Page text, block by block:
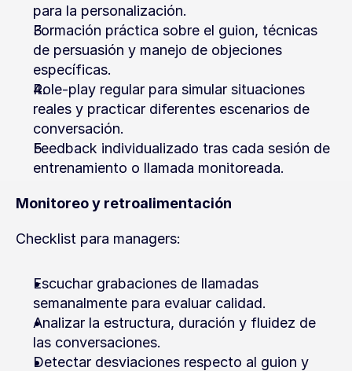
para la personalización.
Formación práctica sobre el guion, técnicas
de persuasión y manejo de objeciones
específicas.
Role-play regular para simular situaciones
reales y practicar diferentes escenarios de
conversación.
Feedback individualizado tras cada sesión de
entrenamiento o llamada monitoreada.
Monitoreo y retroalimentación
Checklist para managers:
Escuchar grabaciones de llamadas
semanalmente para evaluar calidad.
Analizar la estructura, duración y fluidez de
las conversaciones.
Detectar desviaciones respecto al guion y